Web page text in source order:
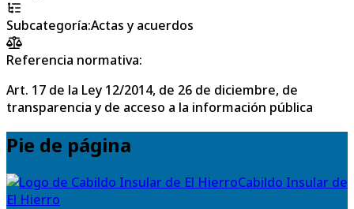
Subcategoría:Actas y acuerdos
Referencia normativa:
Art. 17 de la Ley 12/2014, de 26 de diciembre, de
transparencia y de acceso a la información pública
Pie de página
Cabildo Insular de
El Hierro